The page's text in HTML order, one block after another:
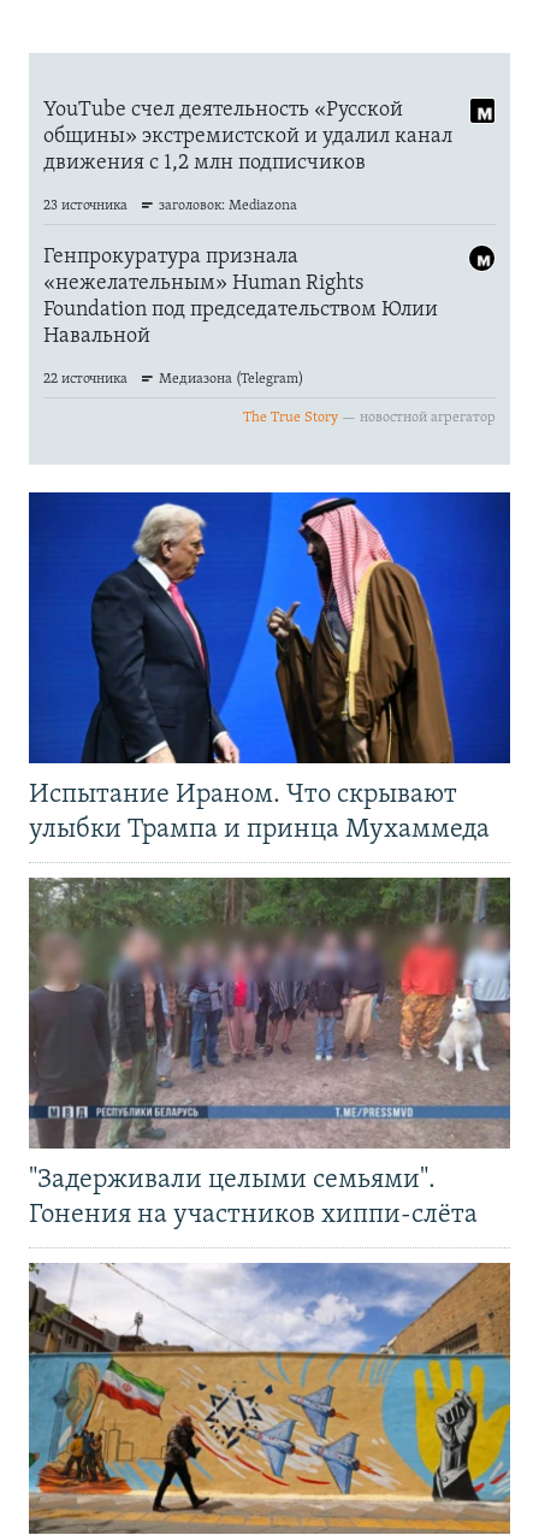
Испытание Ираном. Что скрывают
улыбки Трампа и принца Мухаммеда
"Задерживали целыми семьями".
Гонения на участников хиппи-слёта